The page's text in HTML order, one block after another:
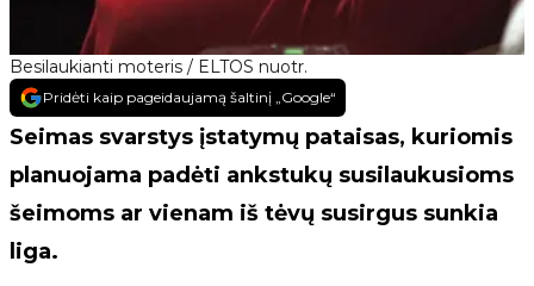
Besilaukianti moteris / ELTOS nuotr.
Pridėti kaip pageidaujamą šaltinį „Google“
Seimas svarstys įstatymų pataisas, kuriomis
planuojama padėti ankstukų susilaukusioms
šeimoms ar vienam iš tėvų susirgus sunkia
liga.